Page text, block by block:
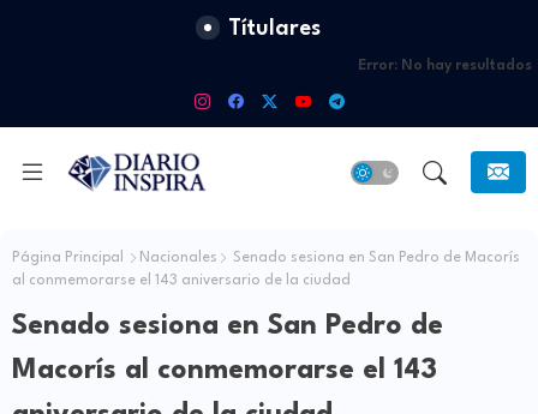
Títulares
Error: No hay resultados
Página Principal Nacionales
Senado sesiona en San Pedro de Macorís
al conmemorarse el 143 aniversario de la ciudad
Senado sesiona en San Pedro de
Macorís al conmemorarse el 143